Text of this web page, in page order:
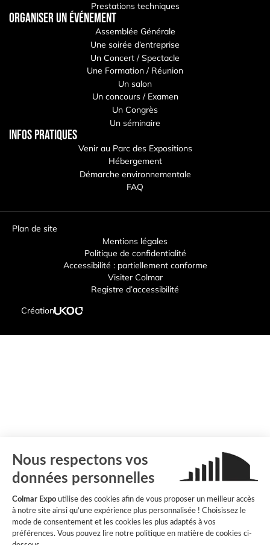
Nous respectons vos
données personnelles
Colmar Expo utilise des cookies afin de vous proposer un meilleur accès
à notre site ainsi qu’une expérience plus personnalisée ! Choisissez le
mode de consentement et les cookies les plus adaptés à vos
préférences. Vous pouvez lire notre politique en matière de cookies ci-
Prestations techniques
Organiser un événement
Assemblée Générale
Une soirée d’entreprise
Un Concert / Spectacle
Une Formation / Réunion
Un salon
Un concours / Examen
Un Congrès
Un séminaire
Infos pratiques
Venir au Parc des Expositions
Hébergement
Démarche environnementale
FAQ
Plan de site
Mentions légales
Politique de confidentialité
Accessibilité : partiellement conforme
Visiter Colmar
Registre d’accessibilité
Création